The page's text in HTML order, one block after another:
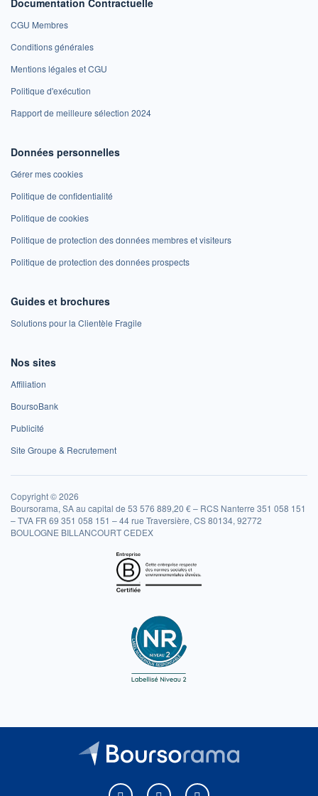
CGU Membres
Conditions générales
Mentions légales et CGU
Politique d'exécution
Rapport de meilleure sélection 2024
Données personnelles
Gérer mes cookies
Politique de confidentialité
Politique de cookies
Politique de protection des données membres et visiteurs
Politique de protection des données prospects
Guides et brochures
Solutions pour la Clientèle Fragile
Nos sites
Affiliation
BoursoBank
Publicité
Site Groupe & Recrutement
Copyright © 2026
Boursorama, SA au capital de 53 576 889,20 € – RCS Nanterre 351 058 151
– TVA FR 69 351 058 151 – 44 rue Traversière, CS 80134, 92772
BOULOGNE BILLANCOURT CEDEX